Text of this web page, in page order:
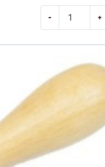
-
linogutsenset:
gutsjes
aantal
+